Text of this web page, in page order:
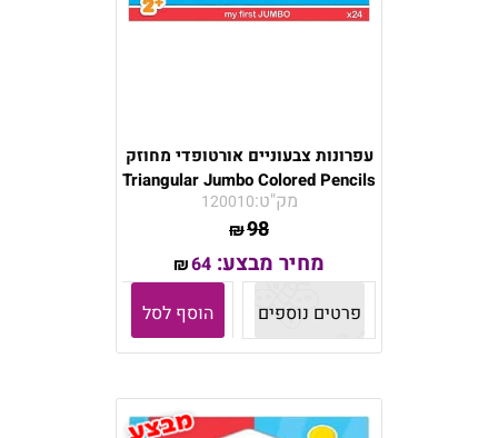
עפרונות צבעוניים אורטופדי מחוזק
Triangular Jumbo Colored Pencils
מק"ט:120010
₪98
מחיר מבצע: ₪64
פרטים נוספים
הוסף לסל